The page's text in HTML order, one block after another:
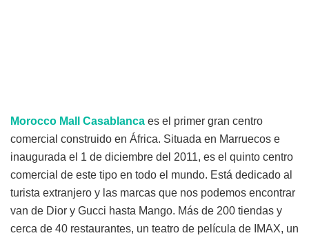
Morocco Mall Casablanca es el primer gran centro
comercial construido en África. Situada en Marruecos e
inaugurada el 1 de diciembre del 2011, es el quinto centro
comercial de este tipo en todo el mundo. Está dedicado al
turista extranjero y las marcas que nos podemos encontrar
van de Dior y Gucci hasta Mango. Más de 200 tiendas y
cerca de 40 restaurantes, un teatro de película de IMAX, un